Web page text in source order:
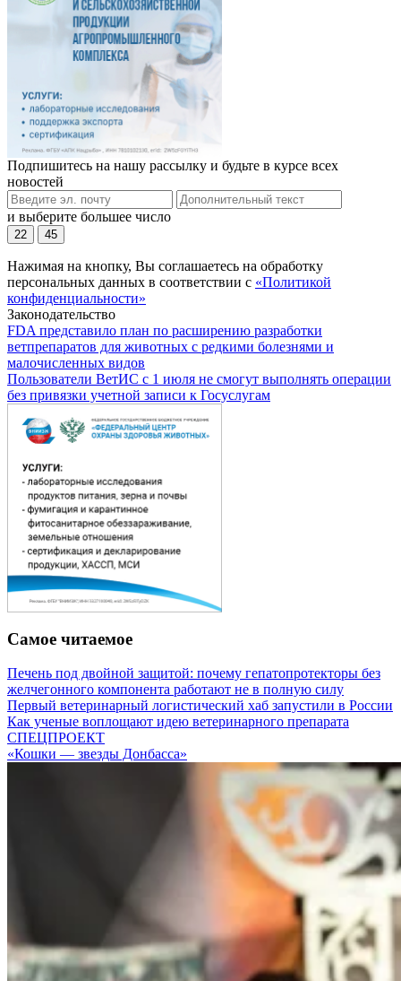
Подпишитесь на нашу рассылку и будьте в курсе всех
новостей
и выберите большее число
22 45
Нажимая на кнопку, Вы соглашаетесь на обработку
персональных данных в соответствии с «Политикой
конфиденциальности»
Законодательство
FDA представило план по расширению разработки
ветпрепаратов для животных с редкими болезнями и
малочисленных видов
Пользователи ВетИС с 1 июля не смогут выполнять операции
без привязки учетной записи к Госуслугам
Самое читаемое
Печень под двойной защитой: почему гепатопротекторы без
желчегонного компонента работают не в полную силу
Первый ветеринарный логистический хаб запустили в России
Как ученые воплощают идею ветеринарного препарата
СПЕЦПРОЕКТ
«Кошки — звезды Донбасса»